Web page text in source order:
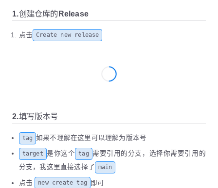
1.创建仓库的Release
点击 Create new release
2.填写版本号
tag 如果不理解在这里可以理解为版本号
target 是你这个 tag
需要引用的分支，选择你需要引用的
分支，我这里直接选择了
main
点击 new create tag 即可